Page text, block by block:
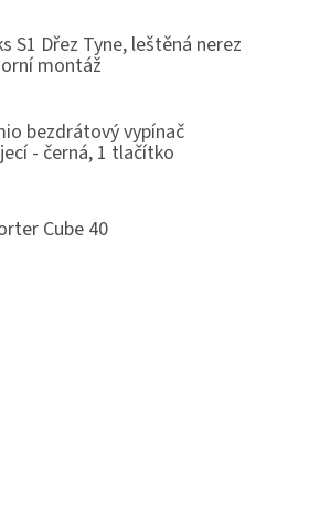
S1 Dřez Tyne, leštěná nerez
montáž
je 5 z 5 hvězdiček.
bezdrátový vypínač
- černá, 1 tlačítko
je 4 z 5 hvězdiček.
Cube 40
je 3 z 5 hvězdiček.